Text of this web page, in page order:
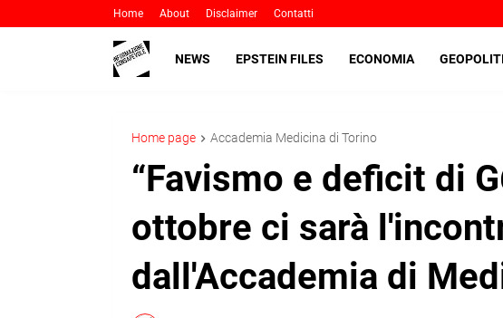
Home About Disclaimer Contatti
NEWS EPSTEIN FILES ECONOMIA
Home page Accademia Medicina di Torino
“Favismo e deficit di
ottobre ci sarà
dall'Accademia di